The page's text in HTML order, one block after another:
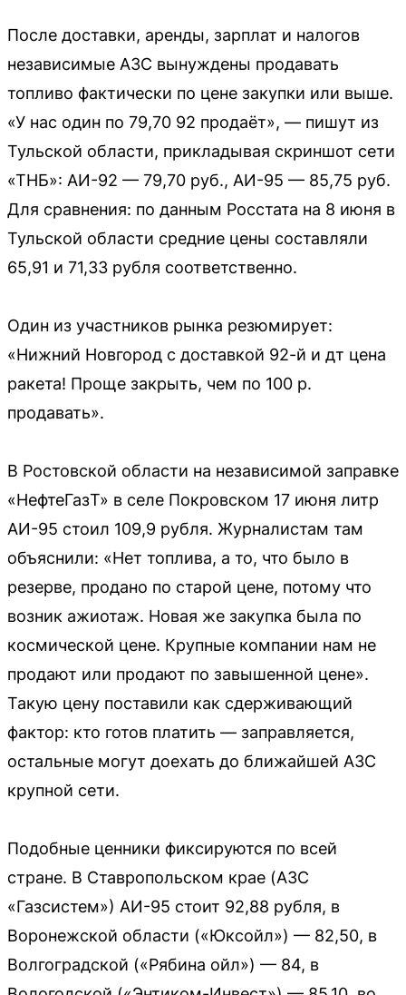
После доставки, аренды, зарплат и налогов
независимые АЗС вынуждены продавать
топливо фактически по цене закупки или выше.
«У нас один по 79,70 92 продаёт», — пишут из
Тульской области, прикладывая скриншот сети
«ТНБ»: АИ-92 — 79,70 руб., АИ-95 — 85,75 руб.
Для сравнения: по данным Росстата на 8 июня в
Тульской области средние цены составляли
65,91 и 71,33 рубля соответственно.
Один из участников рынка резюмирует:
«Нижний Новгород с доставкой 92-й и дт цена
ракета! Проще закрыть, чем по 100 р.
продавать».
В Ростовской области на независимой заправке
«НефтеГазТ» в селе Покровском 17 июня литр
АИ-95 стоил 109,9 рубля. Журналистам там
объяснили: «Нет топлива, а то, что было в
резерве, продано по старой цене, потому что
возник ажиотаж. Новая же закупка была по
космической цене. Крупные компании нам не
продают или продают по завышенной цене».
Такую цену поставили как сдерживающий
фактор: кто готов платить — заправляется,
остальные могут доехать до ближайшей АЗС
крупной сети.
Подобные ценники фиксируются по всей
стране. В Ставропольском крае (АЗС
«Газсистем») АИ-95 стоит 92,88 рубля, в
Воронежской области («Юксойл») — 82,50, в
Волгоградской («Рябина ойл») — 84, в